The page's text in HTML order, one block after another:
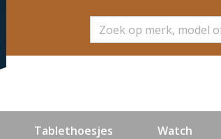
Zoeken
Tablethoesjes Watch